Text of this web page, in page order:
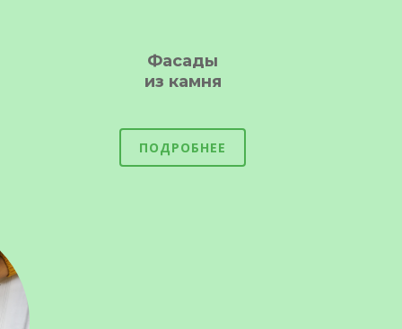
Фасады
из камня
ПОДРОБНЕЕ